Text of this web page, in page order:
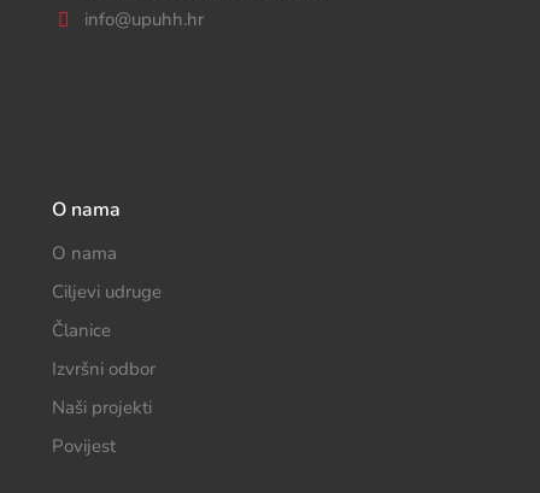
info@upuhh.hr
O nama
O nama
Ciljevi udruge
Članice
Izvršni odbor
Naši projekti
Povijest